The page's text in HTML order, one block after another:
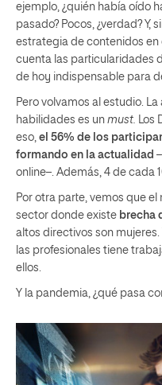
ejemplo, ¿quién había oído
pasado? Pocos, ¿verdad? Y,
estrategia de contenidos en
cuenta las particularidades
de hoy indispensable para
Pero volvamos al estudio.
habilidades es un must. Los
eso, el 56% de los
formando en la actualidad
online–. Además, 4 de cada
Por otra parte, vemos que
sector donde existe brecha
altos directivos son
las profesionales tiene
ellos.
Y la pandemia, ¿qué pasa